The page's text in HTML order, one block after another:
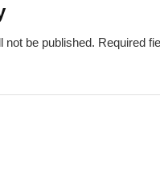
not be published. Required